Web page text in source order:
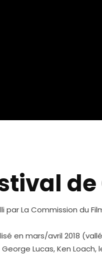
par La Commission du
mars/avril 2018
Lucas, Ken Loach,